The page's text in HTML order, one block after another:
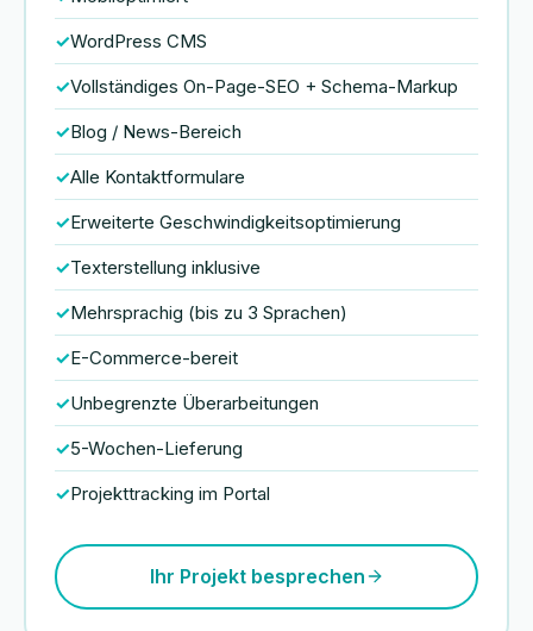
WordPress CMS
Vollständiges On-Page-SEO + Schema-Markup
Blog / News-Bereich
Alle Kontaktformulare
Erweiterte Geschwindigkeitsoptimierung
Texterstellung inklusive
Mehrsprachig (bis zu 3 Sprachen)
E-Commerce-bereit
Unbegrenzte Überarbeitungen
5-Wochen-Lieferung
Projekttracking im Portal
Ihr Projekt besprechen